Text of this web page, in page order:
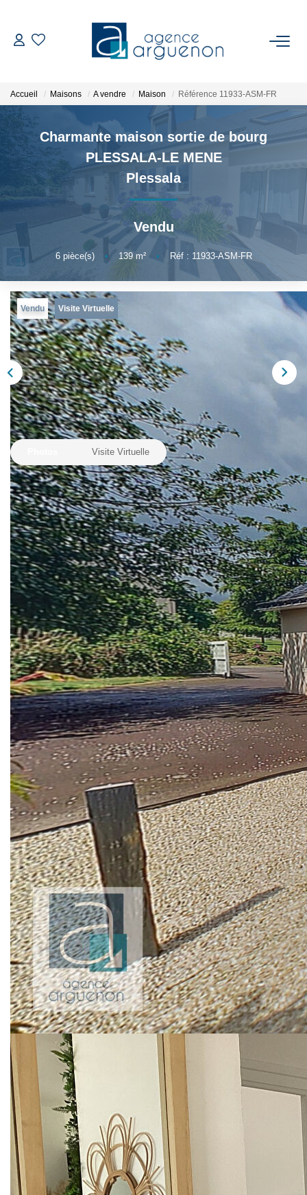
Nos Biens Disponibles
VENDRE
Estimation
Biens Vendus
NOTRE RÉGION
L'AGENCE
Équipe
Nous Rejoindre
Livre D'or
CONTACT
EN
Accueil Maisons A vendre Maison Référence 11933-ASM-FR
Charmante maison sortie de bourg
PLESSALA-LE MENE
Plessala
Vendu
6pièce(s) • 139m² • Réf : 11933-ASM-FR
Vendu Visite Virtuelle
Visite Virtuelle
Description
Réf : 11933-ASM-FR
Située à la sortie d'un bourg entouré d'une belle campagne
vallonnée à seulement 5 km d'un charmant village et ses
services et son marché hebdomadaire, à 12 km de
Moncontour et à 20 km de Loudéac cette propriété élégante
et spacieuse Un gros coup de coeur pour cette maison
décorée avec beaucoup de soin par ses propriétaires
actuels, les matériaux ont été sélectionnés avec rigueur
pour leur qualité et pour l'optimisation énergétique. ce qui
est incroyablement agréable, elle est vaste, claire et
élégante. Très bien entretenue, elle est prête à vous
accueillir , pour profiter de la vie tout de suite sans se
soucier des travaux ou des factures énergétiques. Garage ,
grenier et sous sol . Côté jardin: cour enrobé et une allée et
cour gravillonnée, même souci du détail, de l'entretien,
terrain entièrement clos, belle terrasse dallée .
Cette maison est composée au rdc d'une entrée avec
placard , arrière cuisine avec un accès au garage , cuisine
aménagée et équipée, salon séjour , une suite parentale
avec salle d'eau et baignoire à l'étage : une grande
mezzanine avec un balcon , 2 belles chambres , salle de
bains et wc .
Proposé par l'AGENCE ARGUENON, agence immobilière
à DINAN, LAMBALLE, PLANCOET, CAULNES et
COMBOURG
Pour ACHETER ou VENDRE un appartement ou une
maison, l'AGENCE ARGUENON dans les CÔTES
d'ARMOR en BRETAGNE est spécialisée dans la vente de
biens dans le secteur de DINAN et LAMBALLE,
PLANCOET, SAINT MEEN LE GRAND, COMBOURG,
DOL DE BRETAGNE, EVRAN, PLELAN LE PETIT,
JUGON LES LACS, MONCONTOUR, MERDRIGNAC,
PLOUER SUR RANCE, PLEUDIHEN SUR RANCE.
Maisons de charme et caractère dans l'ancien ou
contemporain. Accès rapides SAINT-MALO et RENNES.
Clientèle internationale.